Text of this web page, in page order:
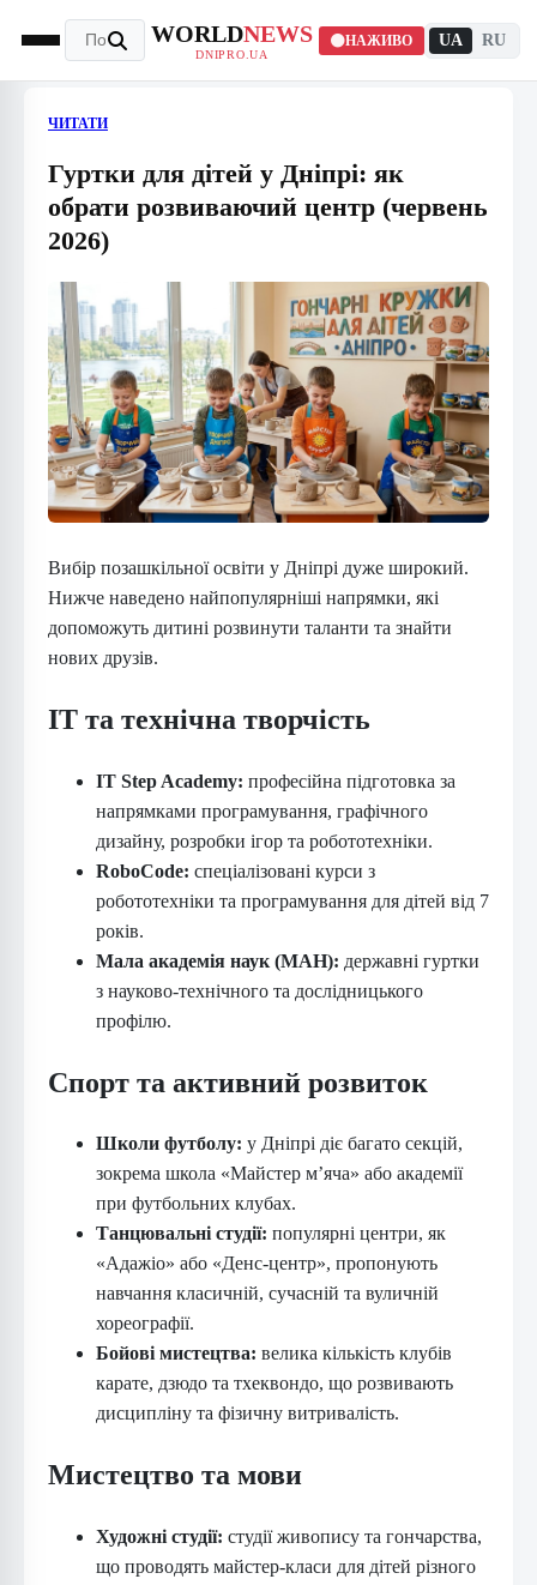
WORLDNEWS
DNIPRO.UA
НАЖИВО UA RU
ЧИТАТИ
Гуртки для дітей у Дніпрі: як
обрати розвиваючий центр (червень
2026)
Вибір позашкільної освіти у Дніпрі дуже широкий.
Нижче наведено найпопулярніші напрямки, які
допоможуть дитині розвинути таланти та знайти
нових друзів.
ІТ та технічна творчість
IT Step Academy: професійна підготовка за
напрямками програмування, графічного
дизайну, розробки ігор та робототехніки.
RoboCode: спеціалізовані курси з
робототехніки та програмування для дітей від 7
років.
Мала академія наук (МАН): державні гуртки
з науково-технічного та дослідницького
профілю.
Спорт та активний розвиток
Школи футболу: у Дніпрі діє багато секцій,
зокрема школа «Майстер м’яча» або академії
при футбольних клубах.
Танцювальні студії: популярні центри, як
«Адажіо» або «Денс-центр», пропонують
навчання класичній, сучасній та вуличній
хореографії.
Бойові мистецтва: велика кількість клубів
карате, дзюдо та тхеквондо, що розвивають
дисципліну та фізичну витривалість.
Мистецтво та мови
Художні студії: студії живопису та гончарства,
що проводять майстер-класи для дітей різного